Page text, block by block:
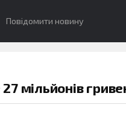
Повідомити новину
мільйонів